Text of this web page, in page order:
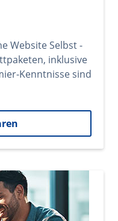
Website Selbst -
inklusive
Kenntnisse sind